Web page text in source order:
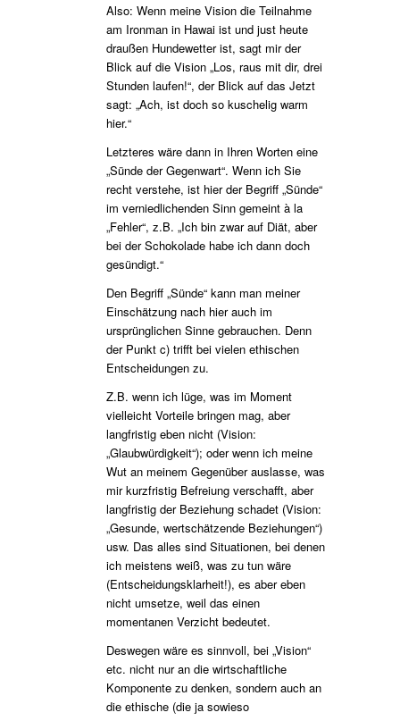
Also: Wenn meine Vision die Teilnahme
am Ironman in Hawai ist und just heute
draußen Hundewetter ist, sagt mir der
Blick auf die Vision „Los, raus mit dir, drei
Stunden laufen!“, der Blick auf das Jetzt
sagt: „Ach, ist doch so kuschelig warm
hier.“
Letzteres wäre dann in Ihren Worten eine
„Sünde der Gegenwart“. Wenn ich Sie
recht verstehe, ist hier der Begriff „Sünde“
im verniedlichenden Sinn gemeint à la
„Fehler“, z.B. „Ich bin zwar auf Diät, aber
bei der Schokolade habe ich dann doch
gesündigt.“
Den Begriff „Sünde“ kann man meiner
Einschätzung nach hier auch im
ursprünglichen Sinne gebrauchen. Denn
der Punkt c) trifft bei vielen ethischen
Entscheidungen zu.
Z.B. wenn ich lüge, was im Moment
vielleicht Vorteile bringen mag, aber
langfristig eben nicht (Vision:
„Glaubwürdigkeit“); oder wenn ich meine
Wut an meinem Gegenüber auslasse, was
mir kurzfristig Befreiung verschafft, aber
langfristig der Beziehung schadet (Vision:
„Gesunde, wertschätzende Beziehungen“)
usw. Das alles sind Situationen, bei denen
ich meistens weiß, was zu tun wäre
(Entscheidungsklarheit!), es aber eben
nicht umsetze, weil das einen
momentanen Verzicht bedeutet.
Deswegen wäre es sinnvoll, bei „Vision“
etc. nicht nur an die wirtschaftliche
Komponente zu denken, sondern auch an
die ethische (die ja sowieso